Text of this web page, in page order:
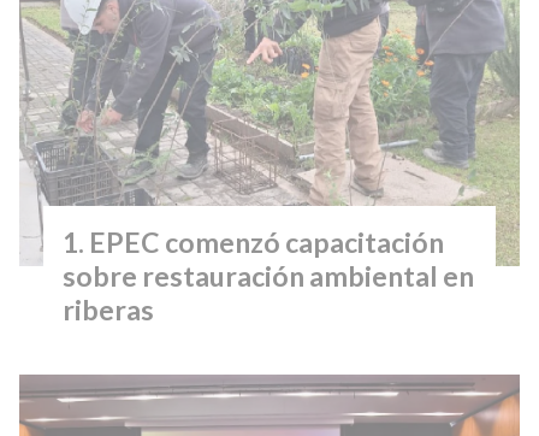
EPEC comenzó capacitación
sobre restauración ambiental en
riberas